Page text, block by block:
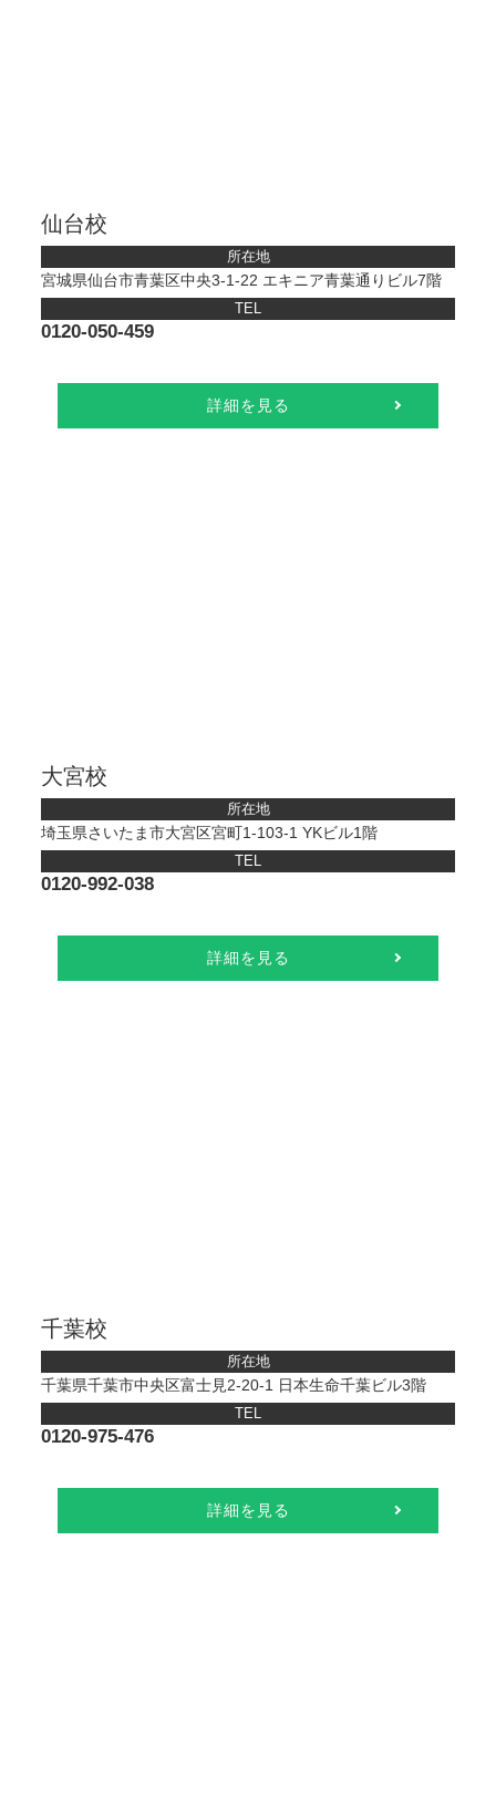
仙台校
所在地
宮城県仙台市青葉区中央3-1-22 エキニア青葉通りビル7階
TEL
0120-050-459
詳細を見る
大宮校
所在地
埼玉県さいたま市大宮区宮町1-103-1 YKビル1階
TEL
0120-992-038
詳細を見る
千葉校
所在地
千葉県千葉市中央区富士見2-20-1 日本生命千葉ビル3階
TEL
0120‐975‐476
詳細を見る